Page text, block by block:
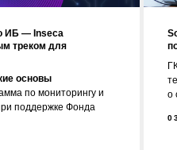
ИБ — Inseca
треком для
основы
по мониторингу и
поддержке Фонда
о